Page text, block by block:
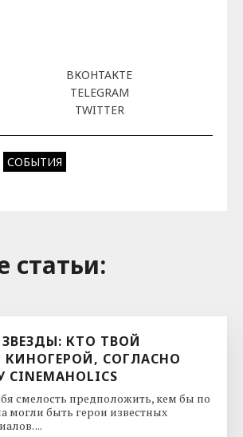
ВКОНТАКТЕ
TELEGRAM
TWITTER
СОБЫТИЯ
cтатьи:
КТО ТВОЙ
СОГЛАСНО
смелость предположить, кем бы по
могли быть герои известных
...